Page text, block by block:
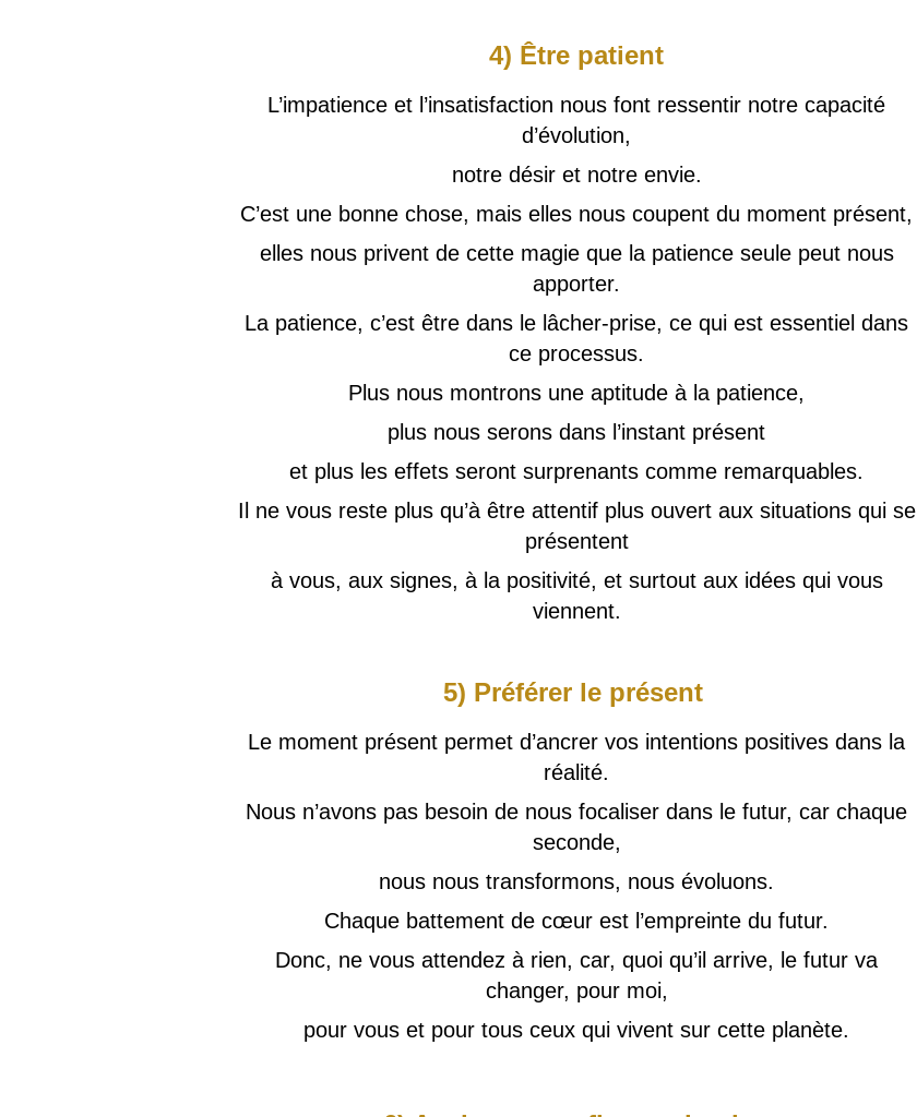
4) Être patient
L’impatience et l’insatisfaction nous font ressentir notre capacité
d’évolution,
notre désir et notre envie.
C’est une bonne chose, mais elles nous coupent du moment présent,
elles nous privent de cette magie que la patience seule peut nous
apporter.
La patience, c’est être dans le lâcher-prise, ce qui est essentiel dans
ce processus.
Plus nous montrons une aptitude à la patience,
plus nous serons dans l’instant présent
et plus les effets seront surprenants comme remarquables.
Il ne vous reste plus qu’à être attentif plus ouvert aux situations qui se
présentent
à vous, aux signes, à la positivité, et surtout aux idées qui vous
viennent.
5) Préférer le présent
Le moment présent permet d’ancrer vos intentions positives dans la
réalité.
Nous n’avons pas besoin de nous focaliser dans le futur, car chaque
seconde,
nous nous transformons, nous évoluons.
Chaque battement de cœur est l’empreinte du futur.
Donc, ne vous attendez à rien, car, quoi qu’il arrive, le futur va
changer, pour moi,
pour vous et pour tous ceux qui vivent sur cette planète.